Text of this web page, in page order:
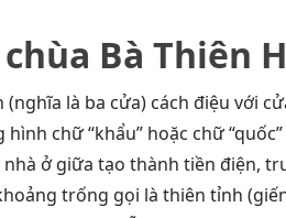
Bà Thiên
là ba cửa) cách điệu với
chữ “khẩu” hoặc chữ
ở giữa tạo thành tiền điện,
trống gọi là thiên tỉnh